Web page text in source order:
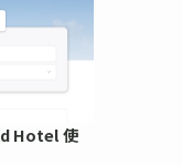
Hotel 使